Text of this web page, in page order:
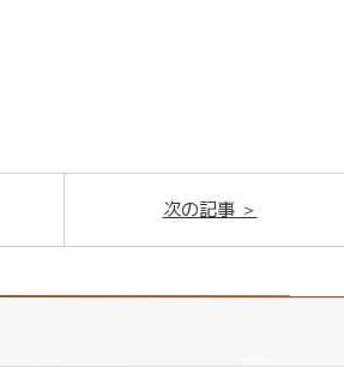
次の記事